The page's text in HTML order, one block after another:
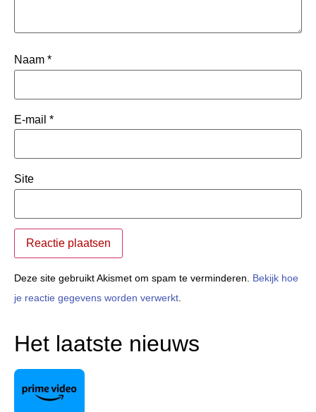
Naam *
E-mail *
Site
Deze site gebruikt Akismet om spam te verminderen. Bekijk hoe
je reactie gegevens worden verwerkt.
Het laatste nieuws